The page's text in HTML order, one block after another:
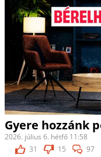
Gyere hozzánk
2026. július 6. hétfő 11:58
31
15 97